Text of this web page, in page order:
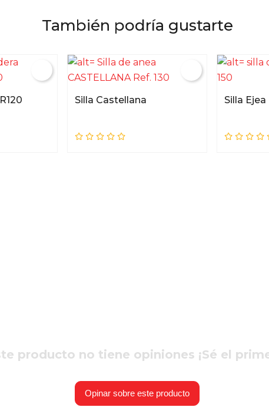
También podría gustarte
Silla Castellana Silla Ejea
producto no tiene opiniones ¡Sé el
Opinar sobre este producto